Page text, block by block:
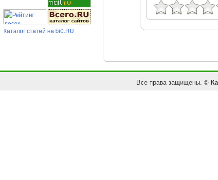
Каталог статей на bi0.RU
Все права защищены. ©